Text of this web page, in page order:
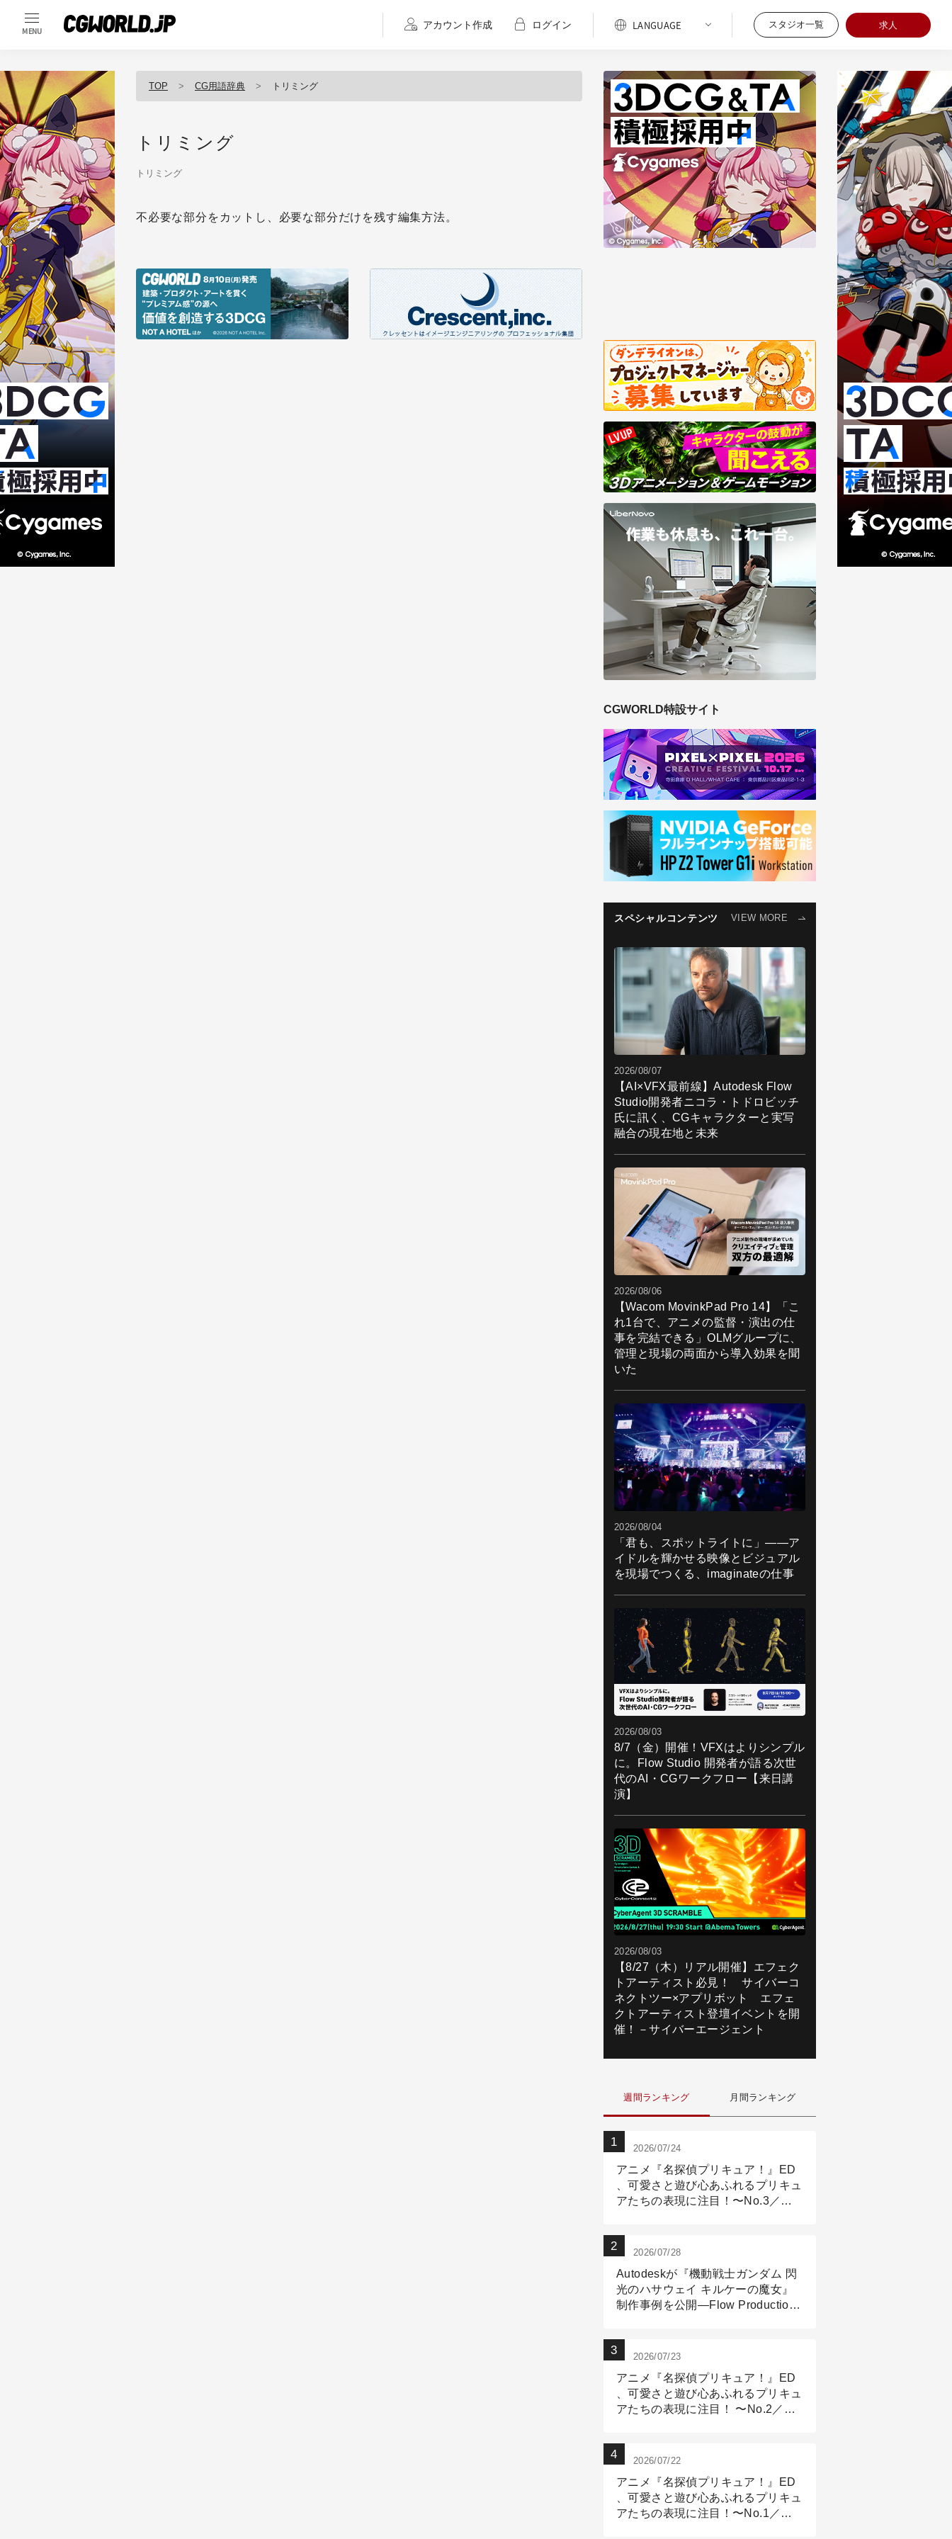
MENU
アカウント作成 ログイン スタジオ一覧 求人
TOP CG用語辞典 トリミング
トリミング
トリミング
不必要な部分をカットし、必要な部分だけを残す編集方法。
CGWORLD特設サイト
スペシャルコンテンツ VIEW MORE
2026/08/07
【AI×VFX最前線】Autodesk Flow
Studio開発者ニコラ・トドロビッチ
氏に訊く、CGキャラクターと実写
融合の現在地と未来
2026/08/06
【Wacom MovinkPad Pro 14】「こ
れ1台で、アニメの監督・演出の仕
事を完結できる」OLMグループに、
管理と現場の両面から導入効果を聞
いた
2026/08/04
「君も、スポットライトに」――ア
イドルを輝かせる映像とビジュアル
を現場でつくる、imaginateの仕事
2026/08/03
8/7（金）開催！VFXはよりシンプル
に。Flow Studio 開発者が語る次世
代のAI・CGワークフロー【来日講
演】
2026/08/03
【8/27（木）リアル開催】エフェク
トアーティスト必見！ サイバーコ
ネクトツー×アプリボット エフェ
クトアーティスト登壇イベントを開
催！－サイバーエージェント
週間ランキング 月間ランキング
2026/07/24
アニメ『名探偵プリキュア！』ED
、可愛さと遊び心あふれるプリキュ
アたちの表現に注目！〜No.3／ア
2026/07/28
Autodeskが『機動戦士ガンダム 閃
光のハサウェイ キルケーの魔女』
制作事例を公開―Flow Production
2026/07/23
アニメ『名探偵プリキュア！』ED
、可愛さと遊び心あふれるプリキュ
アたちの表現に注目！ 〜No.2／モ
2026/07/22
アニメ『名探偵プリキュア！』ED
、可愛さと遊び心あふれるプリキュ
アたちの表現に注目！〜No.1／演